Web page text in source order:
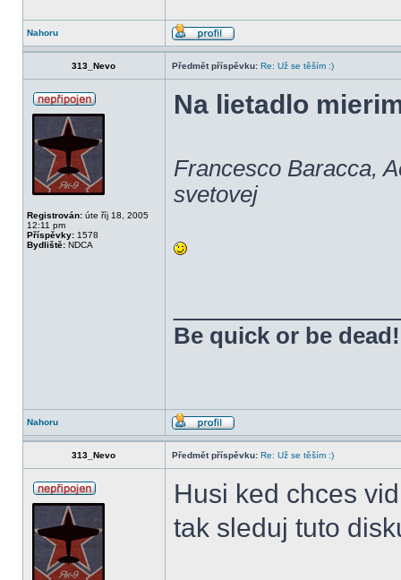
Nahoru
313_Nevo Předmět příspěvku: Re: Už se těším :)
Registrován: úte říj 18, 2005
12:11 pm
Příspěvky: 1578
Bydliště: NDCA
Na lietadlo
Francesco Baracca,
svetovej
Be quick or be dead!
Nahoru
313_Nevo Předmět příspěvku: Re: Už se těším :)
Husi ked chces
tak sleduj tuto